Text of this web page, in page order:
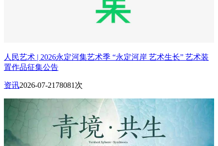
人民艺术 | 2026永定河集艺术季 “永定河岸 艺术生长” 艺术装
置作品征集公告
资讯2026-07-21 78081次